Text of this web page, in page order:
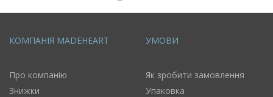
КОМПАНІЯ MADEHEART
Про компанію
Знижки
УМОВИ
Як зробити замовлення
Упаковка